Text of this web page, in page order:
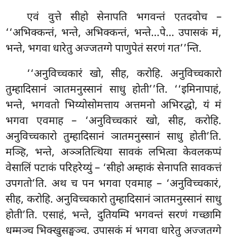
एवं वुत्ते सीहो सेनापति भगवन्तं एतदवोच –
‘‘अभिक्कन्तं, भन्ते, अभिक्कन्तं, भन्ते…पे… उपासकं मं,
भन्ते, भगवा धारेतु अज्जतग्गेपाणुपेतं सरणं गत’’न्ति.
‘‘अनुविच्चकारं खो, सीह, करोहि. अनुविच्चकारो
तुम्हादिसानं ञातमनुस्सानं साधु होती’’ति. ‘‘इमिनापाहं,
भन्ते, भगवतो भिय्योसोमत्ताय अत्तमनो अभिरद्धो, यं मं
भगवा एवमाह – ‘अनुविच्चकारं खो, सीह, करोहि.
अनुविच्चकारो तुम्हादिसानं ञातमनुस्सानं साधु होती’ति.
मञ्हि, भन्ते, अञ्ञतित्थिया सावकं लभित्वा केवलकप्पं
वेसालिं पटाकं परिहरेय्युं – ‘सीहो अम्हाकं सेनापति सावकत्तं
उपगतो’ति. अथ च पन भगवा एवमाह – ‘अनुविच्चकारं,
सीह, करोहि. अनुविच्चकारो तुम्हादिसानं ञातमनुस्सानं साधु
होती’ति. एसाहं, भन्ते, दुतियम्पि भगवन्तं सरणं गच्छामि
धम्मञ्च भिक्खुसङ्घञ्च. उपासकं मं भगवा धारेतु अज्जतग्गे